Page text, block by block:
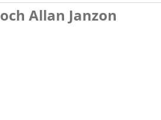
Allan Janzon